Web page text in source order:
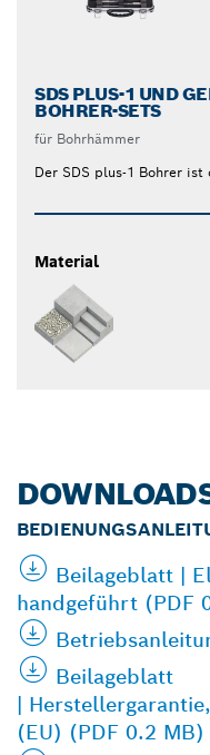
SDS PLUS-1 UND
OHRER-SETS
für Bohrhämmer
Der SDS plus-1 Bohrer
Material
Beilageblatt |
handgeführt (PDF
Beilageblatt
|
(EU) (PDF 0.2 MB)